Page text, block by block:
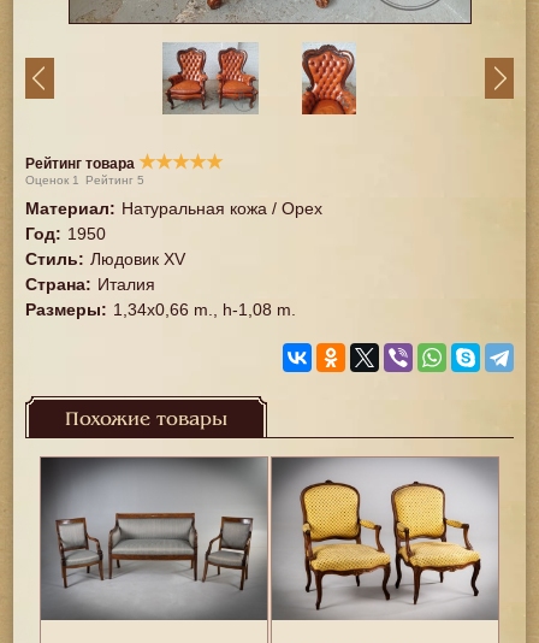
Рейтинг товара ★★★★★
Оценок 1 Рейтинг5
Материал: Натуральная кожа / Орех
Год: 1950
Стиль: Людовик XV
Страна: Италия
Размеры: 1,34x0,66 m., h-1,08 m.
Похожие товары